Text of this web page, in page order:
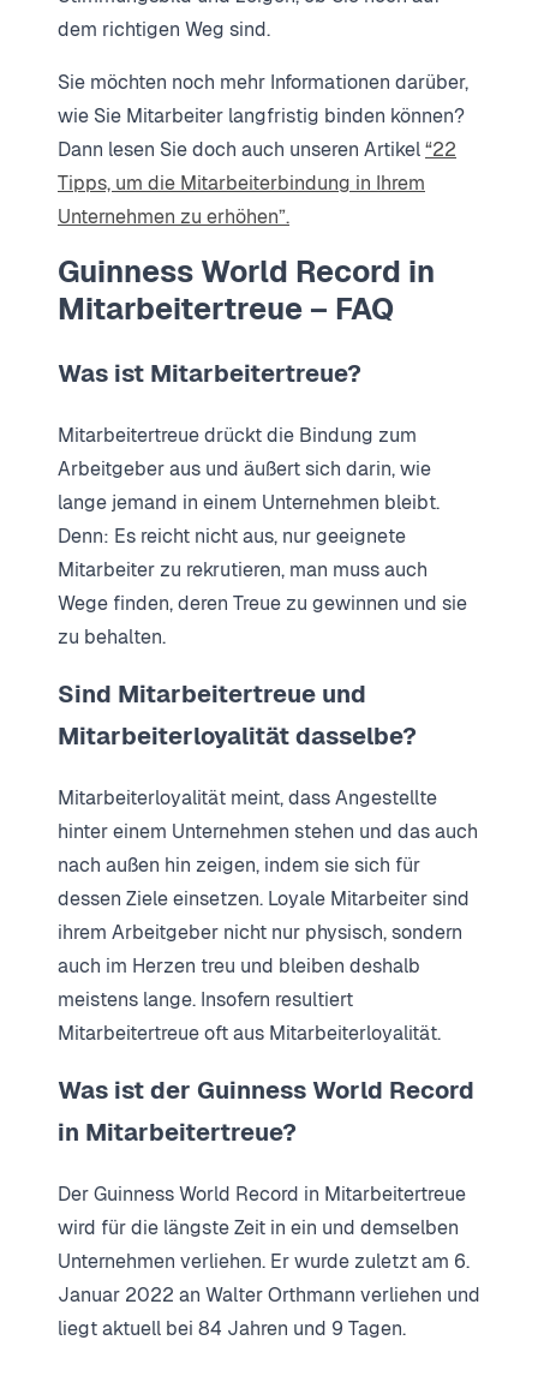
dem richtigen Weg sind.
Sie möchten noch mehr Informationen darüber,
wie Sie Mitarbeiter langfristig binden können?
Dann lesen Sie doch auch unseren Artikel“22
Tipps, um die Mitarbeiterbindung in Ihrem
Unternehmen zu erhöhen”.
Guinness World Record in
Mitarbeitertreue – FAQ
Was ist Mitarbeitertreue?
Mitarbeitertreue drückt die Bindung zum
Arbeitgeber aus und äußert sich darin, wie
lange jemand in einem Unternehmen bleibt.
Denn: Es reicht nicht aus, nur geeignete
Mitarbeiter zu rekrutieren, man muss auch
Wege finden, deren Treue zu gewinnen und sie
zu behalten.
Sind Mitarbeitertreue und
Mitarbeiterloyalität dasselbe?
Mitarbeiterloyalität meint, dass Angestellte
hinter einem Unternehmen stehen und das auch
nach außen hin zeigen, indem sie sich für
dessen Ziele einsetzen. Loyale Mitarbeiter sind
ihrem Arbeitgeber nicht nur physisch, sondern
auch im Herzen treu und bleiben deshalb
meistens lange. Insofern resultiert
Mitarbeitertreue oft aus Mitarbeiterloyalität.
Was ist der Guinness World Record
in Mitarbeitertreue?
Der Guinness World Record in Mitarbeitertreue
wird für die längste Zeit in ein und demselben
Unternehmen verliehen. Er wurde zuletzt am 6.
Januar 2022 an Walter Orthmann verliehen und
liegt aktuell bei 84 Jahren und 9 Tagen.